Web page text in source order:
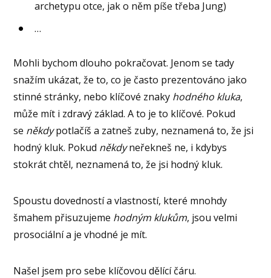
archetypu otce, jak o něm píše třeba Jung)
…
Mohli bychom dlouho pokračovat. Jenom se tady
snažím ukázat, že to, co je často prezentováno jako
stinné stránky, nebo klíčové znaky hodného kluka,
může mít i zdravý základ. A to je to klíčové. Pokud
se někdypotlačíš a zatneš zuby, neznamená to, že jsi
hodný kluk. Pokud někdyneřekneš ne, i kdybys
stokrát chtěl, neznamená to, že jsi hodný kluk.
Spoustu dovedností a vlastností, které mnohdy
šmahem přisuzujeme hodným klukům, jsou velmi
prosociální a je vhodné je mít.
Našel jsem pro sebe klíčovou dělící čáru.